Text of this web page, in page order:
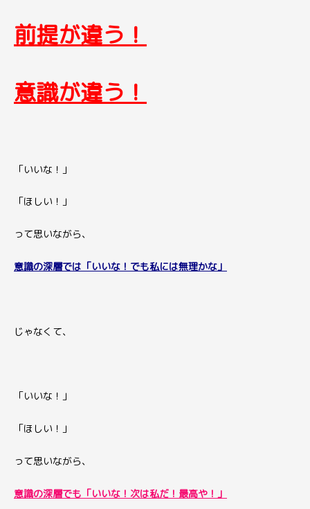
前提が違う！
意識が違う！
「いいな！」
「ほしい！」
って思いながら、
意識の深層では 「いいな！でも私には無理かな」
じゃなくて、
「いいな！」
「ほしい！」
って思いながら、
意識の深層でも 「いいな！次は私だ！最高や！」